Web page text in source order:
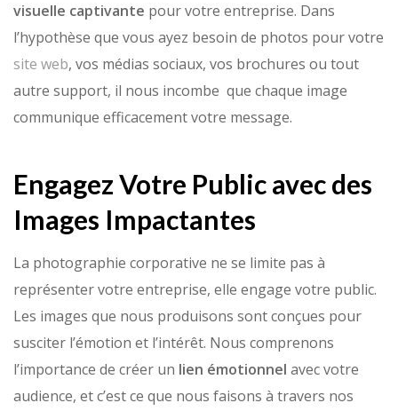
visuelle captivante pour votre entreprise. Dans
l’hypothèse que vous ayez besoin de photos pour votre
site web, vos médias sociaux, vos brochures ou tout
autre support, il nous incombe que chaque image
communique efficacement votre message.
Engagez Votre Public avec des
Images Impactantes
La photographie corporative ne se limite pas à
représenter votre entreprise, elle engage votre public.
Les images que nous produisons sont conçues pour
susciter l’émotion et l’intérêt. Nous comprenons
l’importance de créer un lien émotionnel avec votre
audience, et c’est ce que nous faisons à travers nos